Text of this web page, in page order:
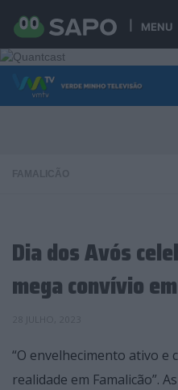
MENU
Skip to content
Dia dos Avós
mega convívio
“O envelhecimento ativo e
realidade em Famalicão”.